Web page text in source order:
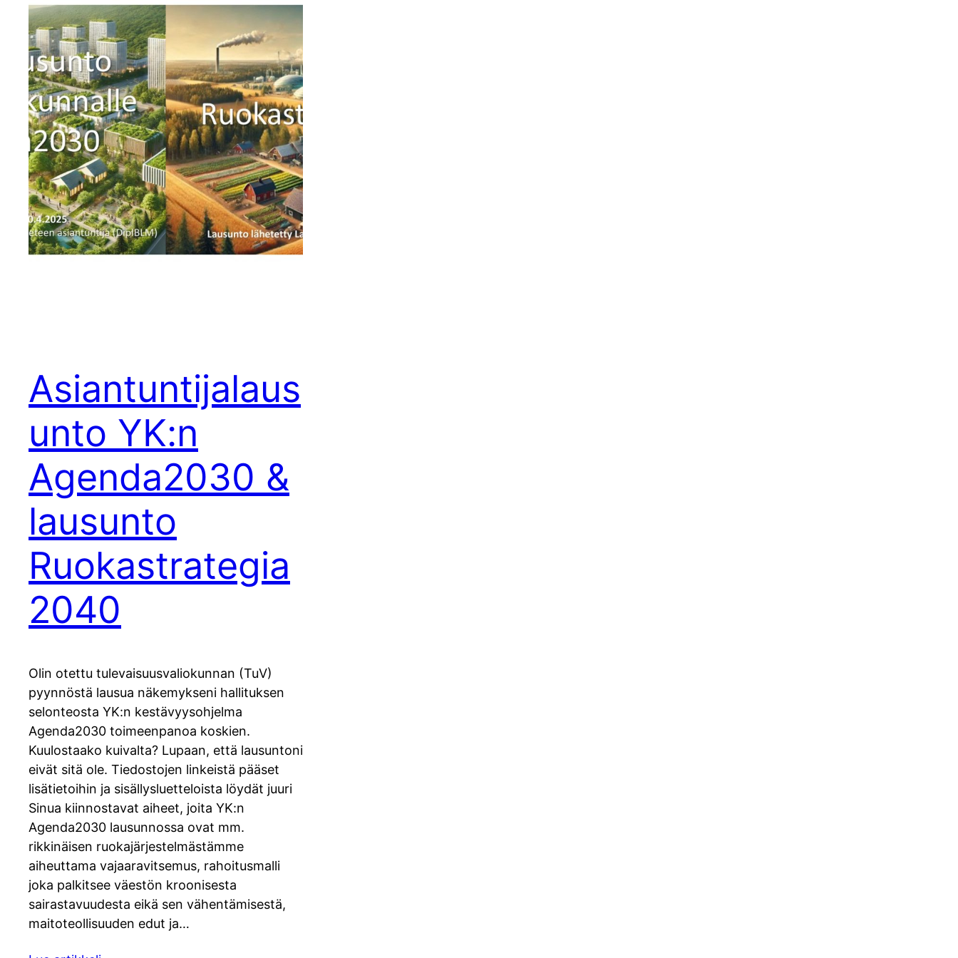
Asiantuntijalaus
unto YK:n
Agenda2030 &
lausunto
Ruokastrategia
2040
Olin otettu tulevaisuusvaliokunnan (TuV)
pyynnöstä lausua näkemykseni hallituksen
selonteosta YK:n kestävyysohjelma
Agenda2030 toimeenpanoa koskien.
Kuulostaako kuivalta? Lupaan, että lausuntoni
eivät sitä ole. Tiedostojen linkeistä pääset
lisätietoihin ja sisällysluetteloista löydät juuri
Sinua kiinnostavat aiheet, joita YK:n
Agenda2030 lausunnossa ovat mm.
rikkinäisen ruokajärjestelmästämme
aiheuttama vajaaravitsemus, rahoitusmalli
joka palkitsee väestön kroonisesta
sairastavuudesta eikä sen vähentämisestä,
maitoteollisuuden edut ja…